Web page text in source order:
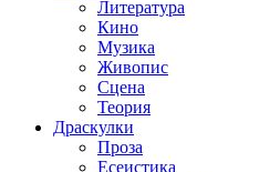
Литература
Кино
Музика
Живопис
Сцена
Теория
Драскулки
Проза
Есеистика